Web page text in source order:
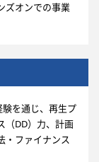
ズオンでの事業
を通じ、再生プ
（DD）力、計画
・ファイナンス